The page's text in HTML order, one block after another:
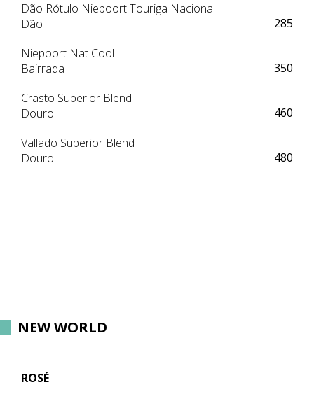
Dão Rótulo Niepoort Touriga Nacional
Dão
285
Niepoort Nat Cool
Bairrada
350
Crasto Superior Blend
Douro
460
Vallado Superior Blend
Douro
480
NEW WORLD
ROSÉ